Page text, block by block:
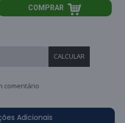
COMPRAR
CALCULAR
comentário
Adicionais